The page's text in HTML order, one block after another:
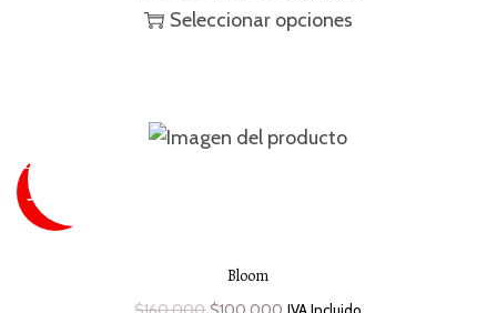
Seleccionar opciones
SUPER
- 38 %
Bloom